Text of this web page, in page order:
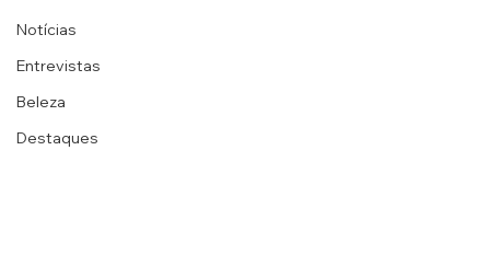
Notícias
Entrevistas
Beleza
Destaques